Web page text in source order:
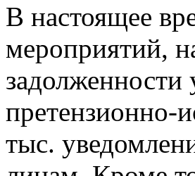
В настоящее
мероприятий,
задолженности
претензионно-
тыс.